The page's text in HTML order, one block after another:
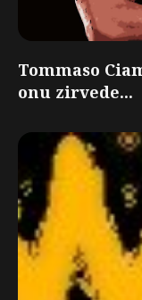
Tommaso
onu zirvede...